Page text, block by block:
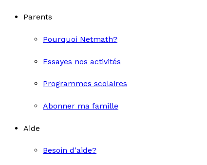
Parents
Pourquoi Netmath?
Essayes nos activités
Programmes scolaires
Abonner ma famille
Aide
Besoin d'aide?